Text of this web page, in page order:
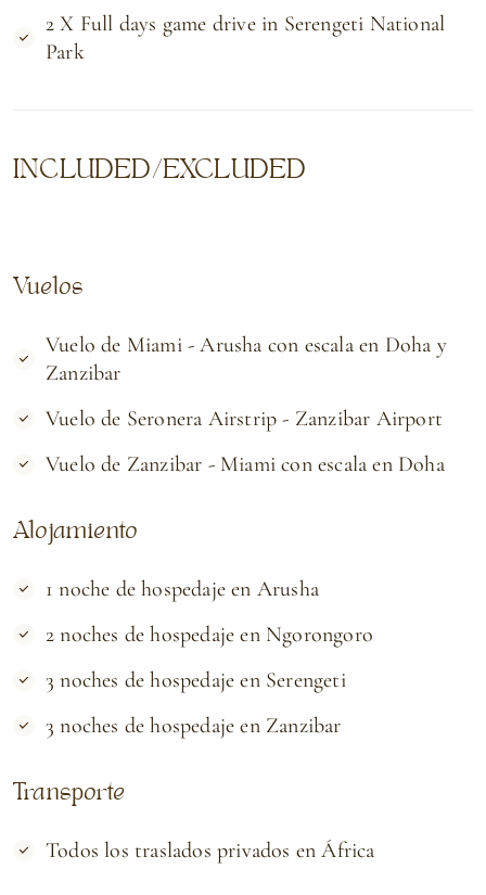
2 X Full days game drive in Serengeti National
Park
INCLUDED/EXCLUDED
Vuelos
Vuelo de Miami - Arusha con escala en Doha y
Zanzibar
Vuelo de Seronera Airstrip - Zanzibar Airport
Vuelo de Zanzibar - Miami con escala en Doha
Alojamiento
1 noche de hospedaje en Arusha
2 noches de hospedaje en Ngorongoro
3 noches de hospedaje en Serengeti
3 noches de hospedaje en Zanzibar
Transporte
Todos los traslados privados en África